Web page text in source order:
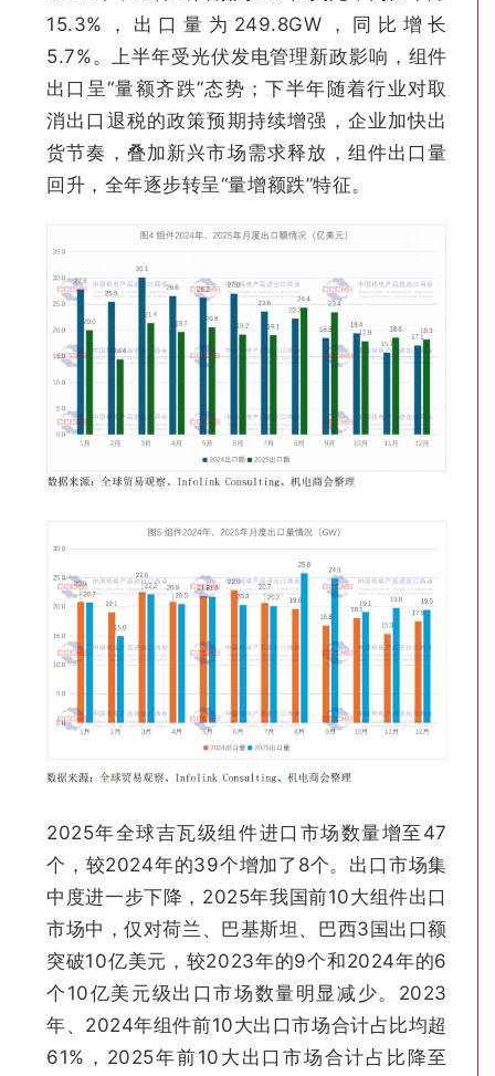
15.3%，出口量为249.8GW，同比增长
5.7%。上半年受光伏发电管理新政影响，组件
出口呈“量额齐跌”态势；下半年随着行业对取
消出口退税的政策预期持续增强，企业加快出
货节奏，叠加新兴市场需求释放，组件出口量
回升，全年逐步转呈“量增额跌”特征。
2025年全球吉瓦级组件进口市场数量增至47
个，较2024年的39个增加了8个。出口市场集
中度进一步下降，2025年我国前10大组件出口
市场中，仅对荷兰、巴基斯坦、巴西3国出口额
突破10亿美元，较2023年的9个和2024年的6
个10亿美元级出口市场数量明显减少。2023
年、2024年组件前10大出口市场合计占比均超
61%，2025年前10大出口市场合计占比降至